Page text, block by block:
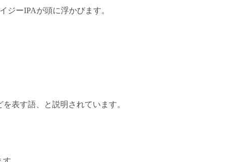
ジーIPAが頭に浮かびます。
表す語、と説明されています。